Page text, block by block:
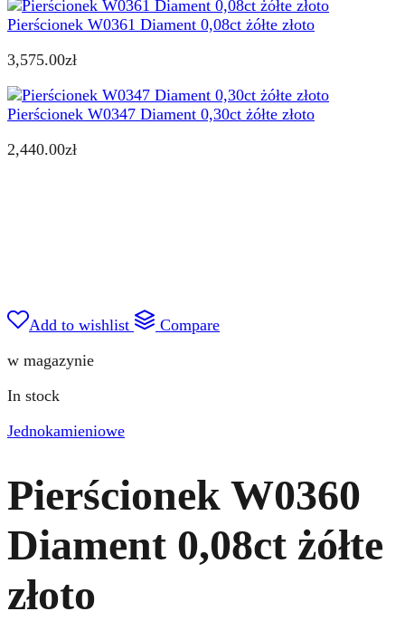
Pierścionek W0361 Diament 0,08ct żółte złoto
3,575.00zł
Pierścionek W0347 Diament 0,30ct żółte złoto
2,440.00zł
Add to wishlist
Compare
w magazynie
In stock
Jednokamieniowe
Pierścionek W0360
Diament 0,08ct żółte
złoto